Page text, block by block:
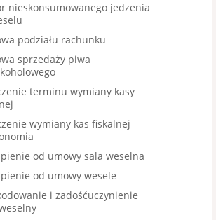
nieskonsumowanego jedzenia
podziału rachunku
sprzedaży piwa
terminu wymiany kasy
wymiany kas fiskalnej
od umowy sala weselna
od umowy wesele
i zadośćuczynienie